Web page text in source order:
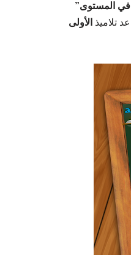
في المستوى”
تلاميذ الأولى